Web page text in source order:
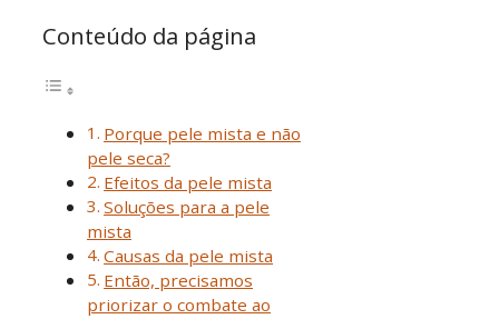
Conteúdo da página
Porque pele mista e não
pele seca?
Efeitos da pele mista
Soluções para a pele
mista
Causas da pele mista
Então, precisamos
priorizar o combate ao